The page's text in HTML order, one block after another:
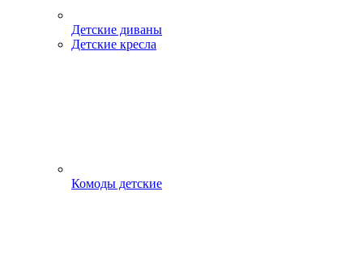
Детские диваны
Детские кресла
Комоды детские